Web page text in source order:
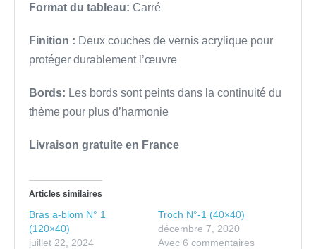
Format du tableau: Carré
Finition : Deux couches de vernis acrylique pour
protéger durablement l’œuvre
Bords: Les bords sont peints dans la continuité du
thème pour plus d’harmonie
Livraison gratuite en France
Articles similaires
Bras a-blom N° 1
(120×40)
juillet 22, 2024
Troch N°-1 (40×40)
décembre 7, 2020
Avec 6 commentaires